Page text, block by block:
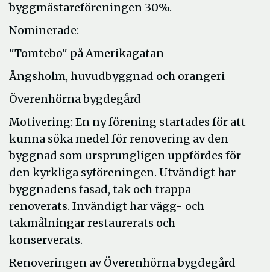
byggmästareföreningen 30%.
Nominerade:
"Tomtebo" på Amerikagatan
Ängsholm, huvudbyggnad och orangeri
Överenhörna bygdegård
Motivering: En ny förening startades för att
kunna söka medel för renovering av den
byggnad som ursprungligen uppfördes för
den kyrkliga syföreningen. Utvändigt har
byggnadens fasad, tak och trappa
renoverats. Invändigt har vägg- och
takmålningar restaurerats och
konserverats.
Renoveringen av Överenhörna bygdegård